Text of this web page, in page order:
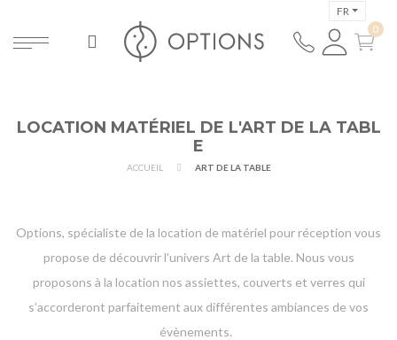
FR
LOCATION MATÉRIEL DE L'ART DE LA TABL
E
ACCUEIL ART DE LA TABLE
Options, spécialiste de la location de matériel pour réception vous
propose de découvrir l'univers Art de la table. Nous vous
proposons à la location nos assiettes, couverts et verres qui
s’accorderont parfaitement aux différentes ambiances de vos
évènements.